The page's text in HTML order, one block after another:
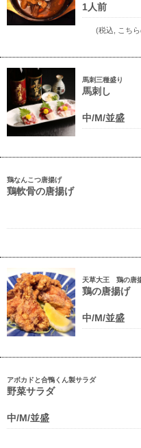
1人前
(税込, こち
馬刺三種盛り
馬刺し
中/M/並盛
鶏なんこつ唐揚げ
鶏軟骨の唐揚げ
天草大王 鶏の唐
鶏の唐揚げ
中/M/並盛
アボカドと合鴨くん製サラダ
野菜サラダ
中/M/並盛